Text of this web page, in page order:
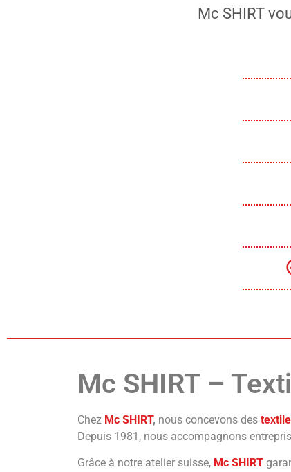
Mc SHIRT
Mc SHIRT –
Chez Mc SHIRT, nous concevons des
Depuis 1981, nous accompagnons
Grâce à notre atelier suisse, Mc SHIRT